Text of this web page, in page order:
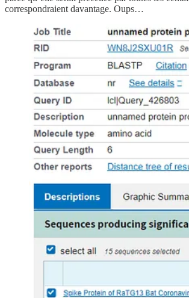
correspondraient davantage. Oups…